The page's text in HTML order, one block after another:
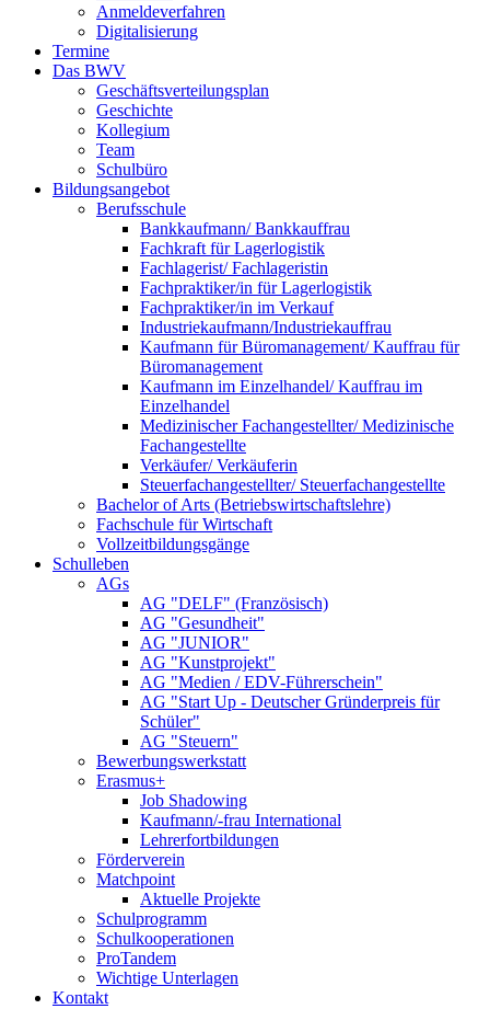
Anmeldeverfahren
Digitalisierung
Termine
Das BWV
Geschäftsverteilungsplan
Geschichte
Kollegium
Team
Schulbüro
Bildungsangebot
Berufsschule
Bankkaufmann/ Bankkauffrau
Fachkraft für Lagerlogistik
Fachlagerist/ Fachlageristin
Fachpraktiker/in für Lagerlogistik
Fachpraktiker/in im Verkauf
Industriekaufmann/Industriekauffrau
Kaufmann für Büromanagement/ Kauffrau für
Büromanagement
Kaufmann im Einzelhandel/ Kauffrau im
Einzelhandel
Medizinischer Fachangestellter/ Medizinische
Fachangestellte
Verkäufer/ Verkäuferin
Steuerfachangestellter/ Steuerfachangestellte
Bachelor of Arts (Betriebswirtschaftslehre)
Fachschule für Wirtschaft
Vollzeitbildungsgänge
Schulleben
AGs
AG "DELF" (Französisch)
AG "Gesundheit"
AG "JUNIOR"
AG "Kunstprojekt"
AG "Medien / EDV-Führerschein"
AG "Start Up - Deutscher Gründerpreis für
Schüler"
AG "Steuern"
Bewerbungswerkstatt
Erasmus+
Job Shadowing
Kaufmann/-frau International
Lehrerfortbildungen
Förderverein
Matchpoint
Aktuelle Projekte
Schulprogramm
Schulkooperationen
ProTandem
Wichtige Unterlagen
Kontakt